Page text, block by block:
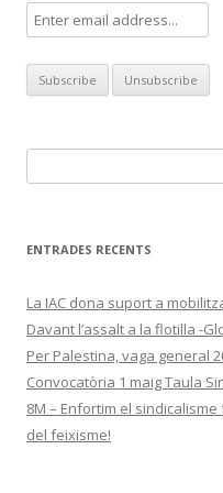
ENTRADES RECENTS
La IAC dona suport a
Davant l’assalt a la flotilla -
Per Palestina, vaga general
Convocatòria 1 maig Taula
8M – Enfortim el
del feixisme!